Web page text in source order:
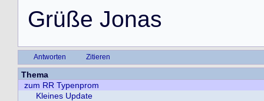
Grüße Jonas
Antworten Zitieren
Thema
zum RR Typenprom
Kleines Update